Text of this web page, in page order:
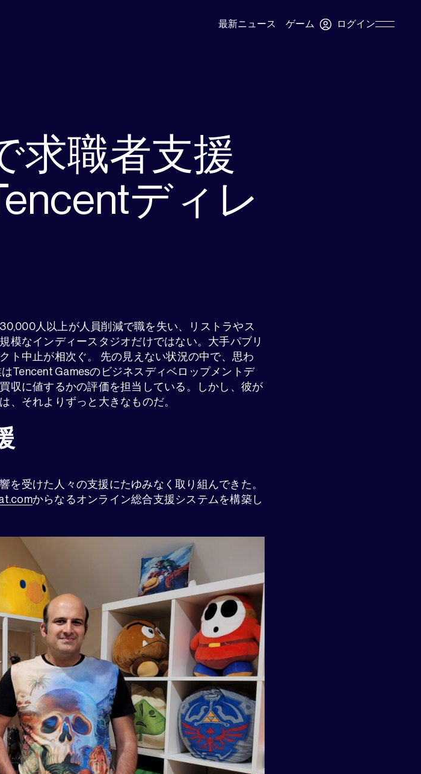
最新ニュース
ゲーム ログインSkip
求職者支援
ディレ
人以上が人員削減で職を失い、リストラやス
模なインディースタジオだけではない。大手パブリ
ト中止が相次ぐ。 先の見えない状況の中で、思わ
Tencent Gamesのビジネスディベロップメントデ
収に値するかの評価を担当している。しかし、彼が
、それよりずっと大きなものだ。
受けた人々の支援にたゆみなく取り組んできた。
からなるオンライン総合支援システムを構築し